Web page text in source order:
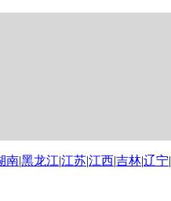
南|黑龙江|江苏|江西|吉林|辽宁|